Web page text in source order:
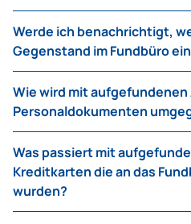
WerktagentäglichinsMVG-
Werde ich benachrichtigt,
Gegenstand im Fundbüro
Ihrer Fundsache, wenn Sie
Verlustmeldungmit ihrer E-
Wie wird mit
Personaldokumenten
Ausweise an das KVR oder
Bundesverwaltungsamt
Was passiert mit
Kreditkarten die an das
wurden?